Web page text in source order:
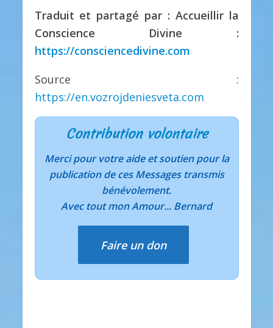
Traduit et partagé par : Accueillir la
Conscience Divine :
https://consciencedivine.com
Source :
https://en.vozrojdeniesveta.com
Contribution volontaire
Merci pour votre aide et soutien pour la
publication de ces Messages transmis
bénévolement.
Avec tout mon Amour... Bernard
Faire un don